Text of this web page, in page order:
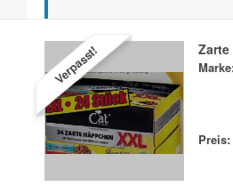
Verpasst!
Preis: